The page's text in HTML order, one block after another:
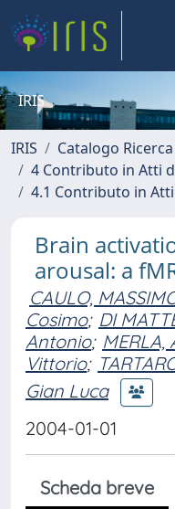
IRIS
IRIS
Catalogo Ricerca
4 Contributo in Atti
4.1 Contributo in
Brain
arousal: a
CAULO,
Cosimo; DI
Antonio;
Vittorio;
Gian Luca
2004-01-01
Scheda breve